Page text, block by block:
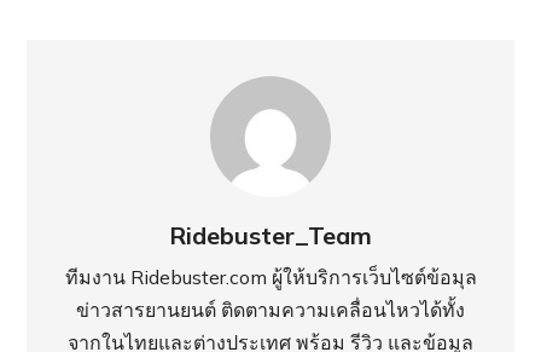
Ridebuster_Team
ทีมงาน Ridebuster.com ผู้ให้บริการเว็บไซต์ข้อมุล
ข่าวสารยานยนต์ ติดตามความเคลื่อนไหวได้ทั้ง
จากในไทยและต่างประเทศ พร้อม รีวิว และข้อมูล